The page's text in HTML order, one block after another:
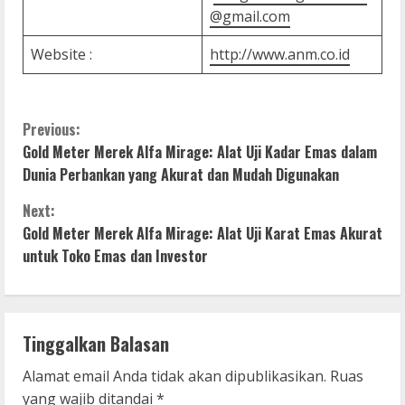
@gmail.com
Website :
http://www.anm.co.id
C
o
n
t
i
n
u
Previous:
Gold Meter Merek Alfa Mirage: Alat Uji Kadar Emas dalam
Dunia Perbankan yang Akurat dan Mudah Digunakan
Next:
Gold Meter Merek Alfa Mirage: Alat Uji Karat Emas Akurat
untuk Toko Emas dan Investor
Tinggalkan Balasan
Alamat email Anda tidak akan dipublikasikan. Ruas
yang wajib ditandai *